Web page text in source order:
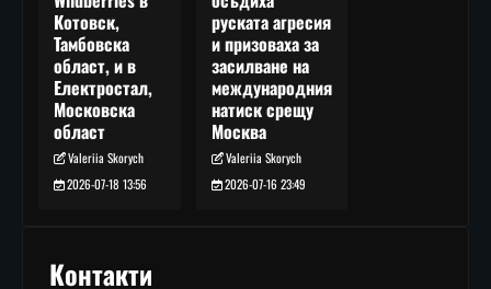
Котовск,
Тамбовска
област, и в
Електростал,
Московска
област
Valeriia Skorych
2026-07-18 13:56
руската агресия
и призоваха за
засилване на
международния
натиск срещу
Москва
Valeriia Skorych
2026-07-16 23:49
Контакти